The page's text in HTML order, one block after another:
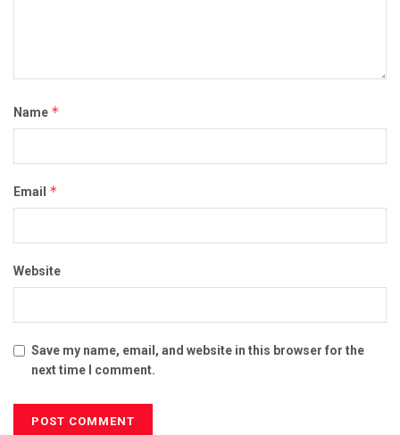
Name *
Email *
Website
Save my name, email, and website in this browser for the
next time I comment.